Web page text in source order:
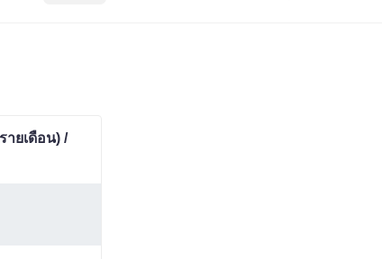
ายเดือน) /